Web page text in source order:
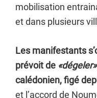
mobilisation
et dans plusieurs
Les manifestants
prévoit de «dégeler»
calédonien, figé
et l’accord de